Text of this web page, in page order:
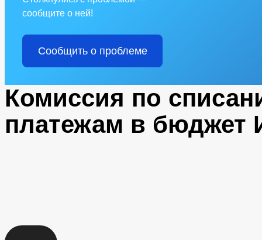
сообщите о ней!
Сообщить о проблеме
Комиссия по
платежам в бюджет